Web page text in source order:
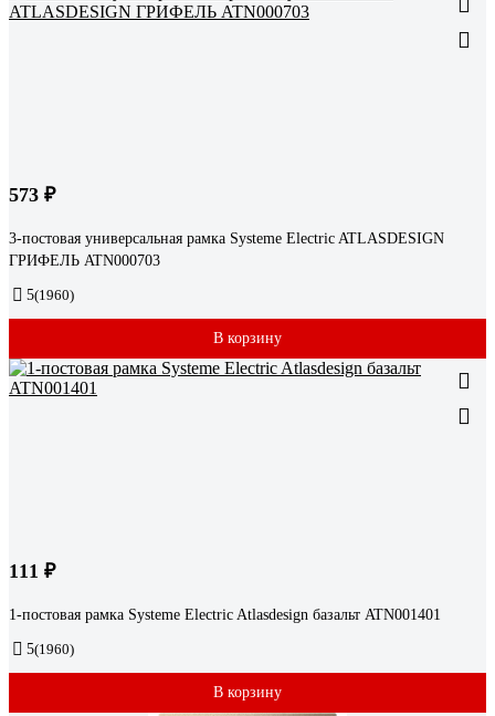
573 ₽
3-постовая универсальная рамка Systeme Electric ATLASDESIGN
ГРИФЕЛЬ ATN000703
5(1960)
В корзину
111 ₽
1-постовая рамка Systeme Electric Atlasdesign базальт ATN001401
5(1960)
В корзину